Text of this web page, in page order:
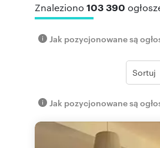
Znaleziono 103 390
Jak pozycjonowane są
Sortuj
Jak pozycjonowane są